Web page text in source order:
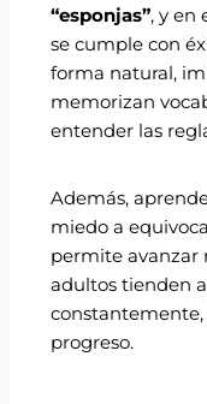
“esponjas”, y en
se cumple con
forma natural,
memorizan
entender las
Además,
miedo a
permite avanzar
adultos tienden
progreso.